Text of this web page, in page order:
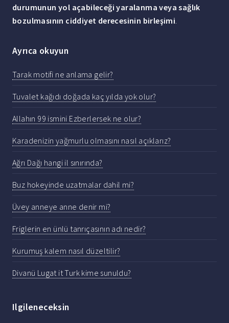
durumunun yol açabileceği yaralanma veya sağlık
bozulmasının ciddiyet derecesinin birleşimi.
Ayrıca okuyun
Tarak motifi ne anlama gelir?
Tuvalet kağıdı doğada kaç yılda yok olur?
Allahın 99 ismini Ezberlersek ne olur?
Karadenizin yağmurlu olmasını nasıl açıklarız?
Ağrı Dağı hangi il sınırında?
Buz hokeyinde uzatmalar dahil mi?
Üvey anneye anne denir mi?
Friglerin en ünlü tanrıçasının adı nedir?
Kurumuş kalem nasıl düzeltilir?
Divanü Lugat it Turk kime sunuldu?
Ilgileneceksin